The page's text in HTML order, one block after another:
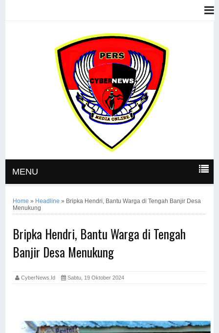
MENU
Home » Headline » Bripka Hendri, Bantu Warga di Tengah Banjir Desa
Menukung
Bripka Hendri, Bantu Warga di Tengah
Banjir Desa Menukung
CyberNews.id Sabtu, 19 Oktober 2024